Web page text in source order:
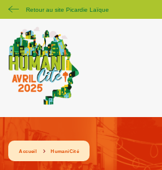
Retour au site Picardie Laïque
Accueil HumaniCité